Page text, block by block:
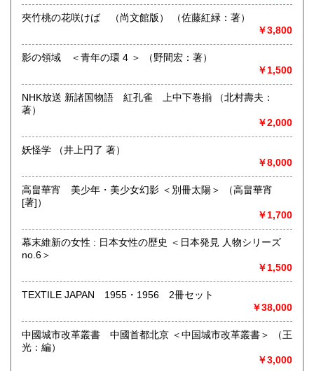
1,914円
最寄駅：茅ヶ崎駅
営業時間：平日・祝日:9:00～15:00 土日:休日【※7月23日
(木)は臨時休業日とさせて頂きます。 ご不便をお掛けいたし
まして誠に申し訳ございません。】
定休日：土曜日・日曜日
書籍の買取について
-
取り扱い分野
哲学宗教、歴史、美術工芸、趣味、サブカルチャー
夾竹桃の花咲けば （尚文館版） （佐藤紅緑：著）
￥3,800
影の領域 ＜青年の環 4 ＞ （野間宏：著）
￥1,500
NHK放送 新諸国物語 紅孔雀 上中下巻揃 （北村壽夫：
著）
￥2,000
妖怪学 （井上円了 著）
￥8,000
高畠華宵 美少年・美少女幻影 ＜別冊太陽＞ （高畠華宵
[著]）
￥1,700
幕末維新の女性 : 日本女性の歴史 ＜日本発見 人物シリーズ
no.6＞
￥1,500
TEXTILE JAPAN 1955・1956 2冊セット
￥38,000
中國城市改革叢書 中國首都北京 ＜中国城市改革叢書＞ （王
光：編）
￥3,000